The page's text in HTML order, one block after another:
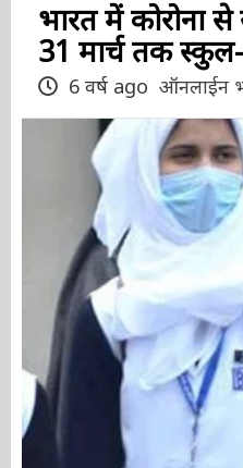
भारत में कोरोना से
31 मार्च तक
6 वर्ष ago ऑनलाईन